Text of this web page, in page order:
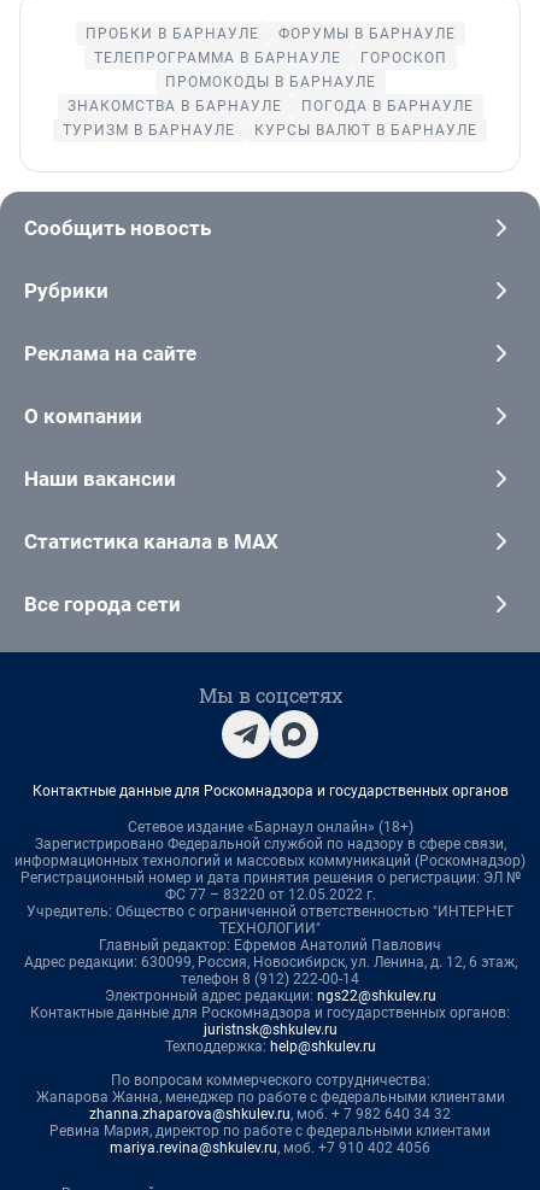
ПРОБКИ В БАРНАУЛЕ
ФОРУМЫ В БАРНАУЛЕ
ТЕЛЕПРОГРАММА В БАРНАУЛЕ
ГОРОСКОП
ПРОМОКОДЫ В БАРНАУЛЕ
ЗНАКОМСТВА В БАРНАУЛЕ
ПОГОДА В БАРНАУЛЕ
ТУРИЗМ В БАРНАУЛЕ
КУРСЫ ВАЛЮТ В БАРНАУЛЕ
Сообщить новость
Рубрики
Реклама на сайте
О компании
Наши вакансии
Статистика канала в MAX
Все города сети
Мы в соцсетях
Контактные данные для Роскомнадзора и государственных органов
Сетевое издание «Барнаул онлайн» (18+)
Зарегистрировано Федеральной службой по надзору в сфере связи,
информационных технологий и массовых коммуникаций (Роскомнадзор)
Регистрационный номер и дата принятия решения о регистрации: ЭЛ №
ФС 77 – 83220 от 12.05.2022 г.
Учредитель: Общество с ограниченной ответственностью "ИНТЕРНЕТ
ТЕХНОЛОГИИ"
Главный редактор: Ефремов Анатолий Павлович
Адрес редакции: 630099, Россия, Новосибирск, ул. Ленина, д. 12, 6 этаж,
телефон 8 (912) 222-00-14
Электронный адрес редакции: ngs22@shkulev.ru
Контактные данные для Роскомнадзора и государственных органов:
juristnsk@shkulev.ru
Техподдержка: help@shkulev.ru
По вопросам коммерческого сотрудничества:
Жапарова Жанна, менеджер по работе с федеральными клиентами
zhanna.zhaparova@shkulev.ru, моб. + 7 982 640 34 32
Ревина Мария, директор по работе с федеральными клиентами
mariya.revina@shkulev.ru, моб. +7 910 402 4056